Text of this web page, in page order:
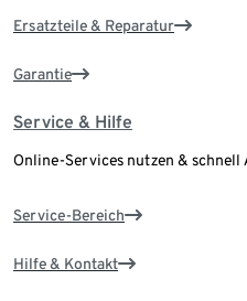
Ersatzteile & Reparatur
Garantie
Service & Hilfe
Online-Services nutzen &
Service-Bereich
Hilfe & Kontakt